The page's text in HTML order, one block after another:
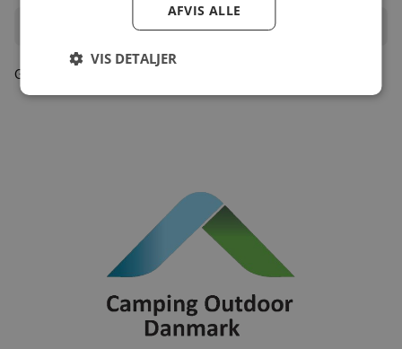
Oplevelser i området
Gå til turistinfo
AFVIS ALLE
VIS DETALJER